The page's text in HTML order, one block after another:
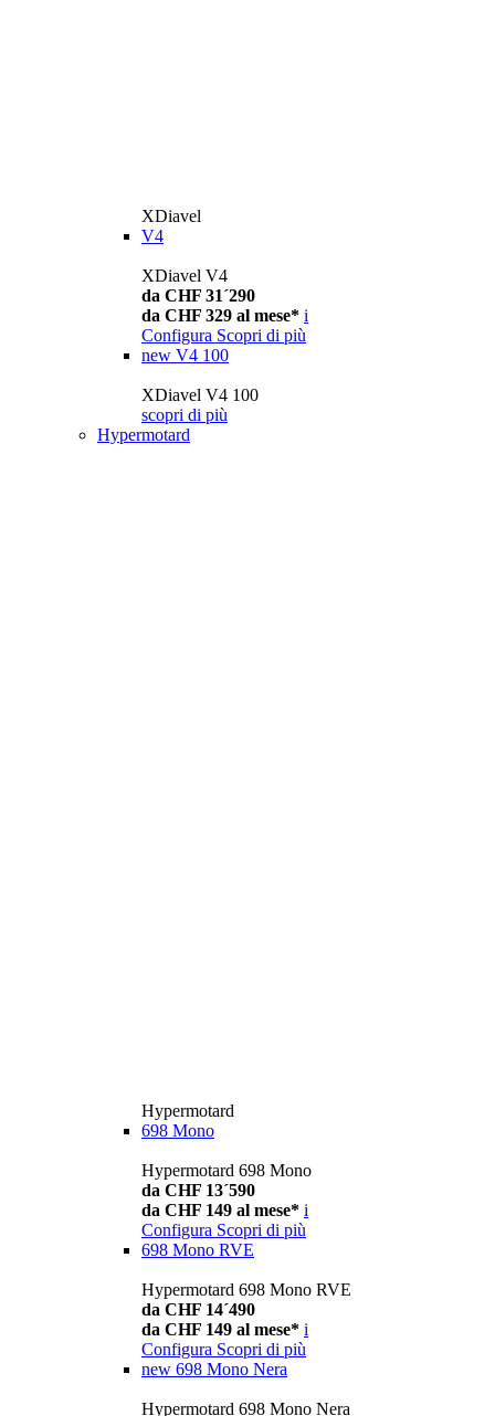
XDiavel
V4
XDiavel V4
da CHF 31´290
da CHF 329 al mese* i
Configura Scopri di più
new V4 100
XDiavel V4 100
scopri di più
Hypermotard
Hypermotard
698 Mono
Hypermotard 698 Mono
da CHF 13´590
da CHF 149 al mese* i
Configura Scopri di più
698 Mono RVE
Hypermotard 698 Mono RVE
da CHF 14´490
da CHF 149 al mese* i
Configura Scopri di più
new 698 Mono Nera
Hypermotard 698 Mono Nera